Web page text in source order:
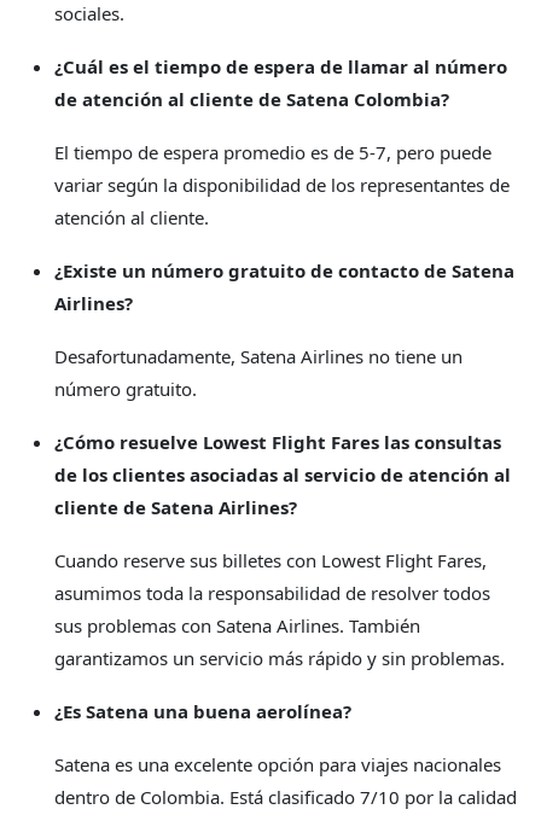
sociales.
¿Cuál es el tiempo de espera de llamar al número
de atención al cliente de Satena Colombia?
El tiempo de espera promedio es de 5-7, pero puede
variar según la disponibilidad de los representantes de
atención al cliente.
¿Existe un número gratuito de contacto de Satena
Airlines?
Desafortunadamente, Satena Airlines no tiene un
número gratuito.
¿Cómo resuelve Lowest Flight Fares las consultas
de los clientes asociadas al servicio de atención al
cliente de Satena Airlines?
Cuando reserve sus billetes con Lowest Flight Fares,
asumimos toda la responsabilidad de resolver todos
sus problemas con Satena Airlines. También
garantizamos un servicio más rápido y sin problemas.
¿Es Satena una buena aerolínea?
Satena es una excelente opción para viajes nacionales
dentro de Colombia. Está clasificado 7/10 por la calidad